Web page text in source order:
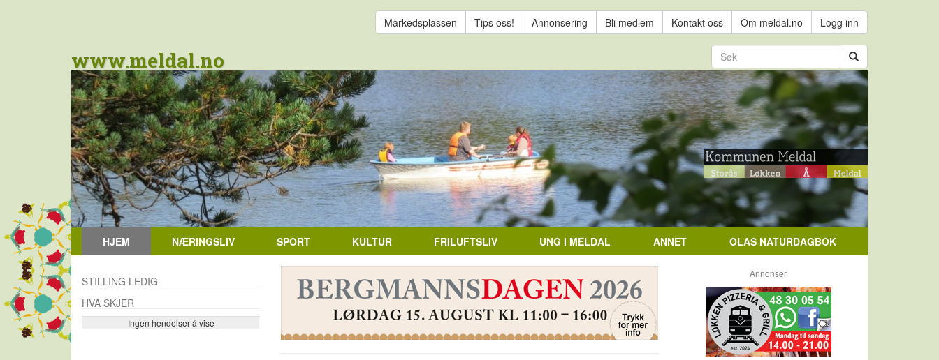
Markedsplassen Tips oss! Annonsering Bli medlem Kontakt oss Om meldal.no Logg inn
www.meldal.no
HJEM NÆRINGSLIV SPORT KULTUR FRILUFTSLIV UNG I MELDAL ANNET OLAS NATURDAGBOK
STILLING LEDIG
HVA SKJER
Ingen hendelser å vise
Se flere…
Annonser